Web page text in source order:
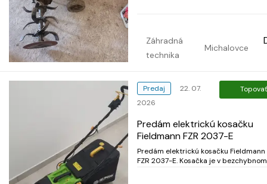
Záhradná
technika
Michalovce
Predaj
22. 07.
2026
Topovať
Predám elektrickú kosačku
Fieldmann FZR 2037-E
Predám elektrickú kosačku Fieldmann
FZR 2037-E. Kosačka je v bezchybnom